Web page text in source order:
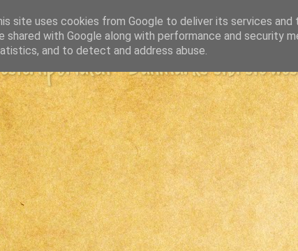
- Danmarks største
site uses cookies from Google to deliver its services
shared with Google along with performance and security
and to detect and address abuse.